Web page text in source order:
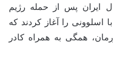
ایران پس از حمله رژیم
را آغاز کردند که
همگی به همراه کادر